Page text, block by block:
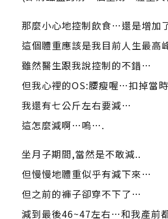
那麼小心地控制飲食…還是增加
這個體重應該是我目前人生最高
雖然醫生跟我說控制的不錯…
但我心裡的OS:腰瘦喔…扣掉當
我還有七公斤左右要減…
這怎麼減啊…嗚….
坐月子期間,當然是不敢減..
但慢慢地體重似乎有減下來…
但之前的褲子卻穿不下了…
減到最後46~47左右…和我產前